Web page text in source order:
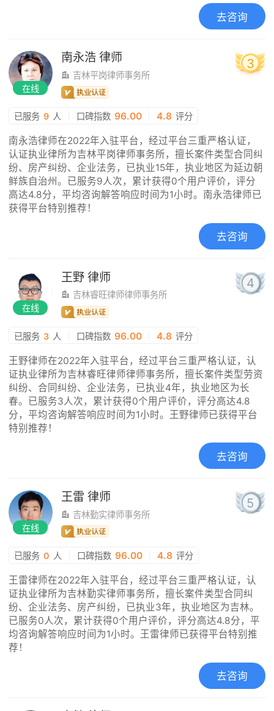
去咨询
在线
南永浩 律师
吉林平岗律师事务所
3
已服务 9 人 口碑指数 96.00 4.8 评分
南永浩律师在2022年入驻平台，经过平台三重严格认证，
认证执业律所为吉林平岗律师事务所，擅长案件类型合同纠
纷、房产纠纷、企业法务，已执业15年，执业地区为延边朝
鲜族自治州。已服务9人次，累计获得0个用户评价，评分
高达4.8分，平均咨询解答响应时间为1小时。南永浩律师已
获得平台特别推荐！
去咨询
在线
王野 律师
吉林睿旺律师律师事务所
4
已服务 3 人 口碑指数 96.00 4.8 评分
王野律师在2022年入驻平台，经过平台三重严格认证，认
证执业律所为吉林睿旺律师律师事务所，擅长案件类型劳资
纠纷、合同纠纷、企业法务，已执业4年，执业地区为长
春。已服务3人次，累计获得0个用户评价，评分高达4.8
分，平均咨询解答响应时间为1小时。王野律师已获得平台
特别推荐！
去咨询
在线
王雷 律师
吉林勤实律师事务所
5
已服务 0 人 口碑指数 96.00 4.8 评分
王雷律师在2022年入驻平台，经过平台三重严格认证，认
证执业律所为吉林勤实律师事务所，擅长案件类型合同纠
纷、企业法务、房产纠纷，已执业3年，执业地区为吉林。
已服务0人次，累计获得0个用户评价，评分高达4.8分，平
均咨询解答响应时间为1小时。王雷律师已获得平台特别推
荐！
去咨询